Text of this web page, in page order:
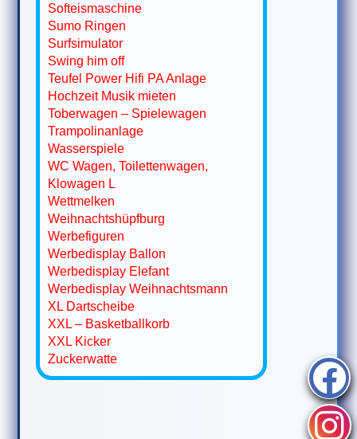
Softeismaschine
Sumo Ringen
Surfsimulator
Swing him off
Teufel Power Hifi PA Anlage
Hochzeit Musik mieten
Toberwagen – Spielewagen
Trampolinanlage
Wasserspiele
WC Wagen, Toilettenwagen,
Klowagen L
Wettmelken
Weihnachtshüpfburg
Werbefiguren
Werbedisplay Ballon
Werbedisplay Elefant
Werbedisplay Weihnachtsmann
XL Dartscheibe
XXL – Basketballkorb
XXL Kicker
Zuckerwatte